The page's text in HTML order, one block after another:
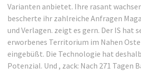
Varianten anbietet. Ihre rasant
bescherte ihr zahlreiche Anfragen
und Verlagen. zeigt es gern. Der IS hat
erworbenes Territorium im Nahen
eingebüßt. Die Technologie hat
Potenzial. Und , zack: Nach 271 Tagen